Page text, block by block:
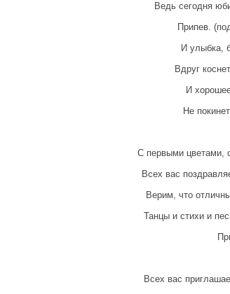
Ведь сегодня
Припев.
И улыбка,
Вдруг
И
Не
С первыми цветами,
Всех вас
Верим, что
Танцы и стихи и
Всех вас